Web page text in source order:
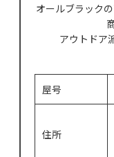
オールブラック
アウトドア
屋号
住所